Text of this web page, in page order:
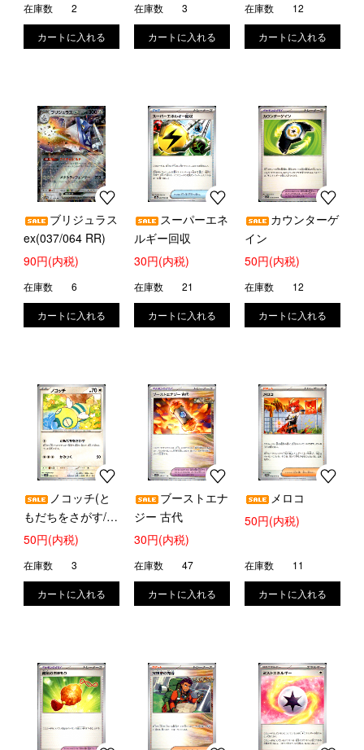
在庫数 2 在庫数 3 在庫数 12
ブリジュラス
ex(037/064 RR)
90円(内税)
在庫数 6
スーパーエネ
ルギー回収
30円(内税)
在庫数 21
カウンターゲ
イン
50円(内税)
在庫数 12
ノコッチ(と
もだちをさがす/か
みつく)
50円(内税)
在庫数 3
ブーストエナ
ジー 古代
30円(内税)
在庫数 47
メロコ
50円(内税)
在庫数 11